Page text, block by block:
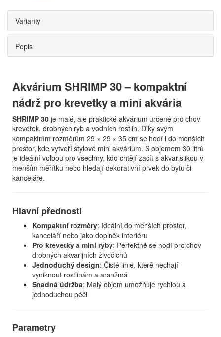
Varianty
Popis
Akvárium SHRIMP 30 – kompaktní
nádrž pro krevetky a mini akvária
SHRIMP 30 je malé, ale praktické akvárium určené pro chov
krevetek, drobných ryb a vodních rostlin. Díky svým
kompaktním rozměrům 29 × 29 × 35 cm se hodí i do menších
prostor, kde vytvoří stylové mini akvárium. S objemem 30 litrů
je ideální volbou pro všechny, kdo chtějí začít s akvaristikou v
menším měřítku nebo hledají dekorativní prvek do bytu či
kanceláře.
Hlavní přednosti
Kompaktní rozměry: Ideální do menších prostor,
kanceláří nebo jako doplněk interiéru
Pro krevetky a mini ryby: Perfektně se hodí pro chov
drobných akvarijních živočichů
Jednoduchý design: Čisté linie, které nechají
vyniknout rostlinám a aranžmá
Snadná údržba: Malý objem umožňuje rychlou a
jednoduchou péči
Parametry